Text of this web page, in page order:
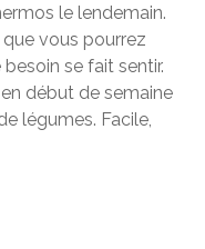
le lendemain.
vous pourrez
se fait sentir.
début de semaine
légumes. Facile,